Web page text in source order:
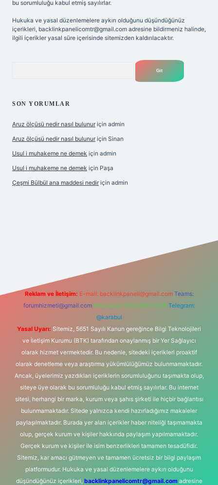
bu sorumluluğu kabul etmiş sayılırlar.
Hukuka ve yasal düzenlemelere aykırı olduğunu düşündüğünüz
içerikleri, backlinkpanelicomtr@gmail.com adresine bildirmeniz halinde,
ilgili içerikler yasal süre içerisinde sitemizden kaldırılacaktır.
SON YORUMLAR
Aruz ölçüsü nedir nasıl bulunur için admin
Aruz ölçüsü nedir nasıl bulunur için Sinan
Usul i muhakeme ne demek için admin
Usul i muhakeme ne demek için Paşa
Çeşmi Bülbül ana maddesi nedir için admin
Reklam ve İletişim: E-mail: backlinkpaneli@gmail.com Teams:
forumhizmeti@gmail.com Whatsapp: 0262 606 0 726 Telegram:
@karabul
Yasal Uyarı: Sitemiz, 5651 Sayılı Kanun gereğince Bilgi Teknolojileri
ve İletişim Kurumu (BTK) tarafından onaylanmış bir Yer Sağlayıcı
olarak hizmet vermektedir. Bu nedenle, sitedeki içerikleri proaktif
olarak denetleme veya araştırma yükümlülüğümüz bulunmamaktadır.
Ancak, üyelerimiz yazdıkları içeriklerin sorumluluğunu taşımakta olup,
siteye üye olarak bu sorumluluğu kabul etmiş sayılırlar. Bu internet
sitesi, herhangi bir marka, kurum veya şahıs şirketi ile hiçbir bağlantısı
bulunmamaktadır. Sitede yalnızca kendi hazırladığımız makaleler
paylaşılmaktadır. Burada yer alan içerikler haber niteliği taşımamakta
olup, gerçek kurum ve kişiler hakkında paylaşım yapılmamaktadır.
Gerçek kurum ve kişiler ile isim benzerlikleri tamamen tesadüfidir.
Sitemiz, kar amacı gütmeyen ve tamamen ücretsiz bir bilgi paylaşım
platformudur. Hukuka ve yasal düzenlemelere aykırı olduğunu
düşündüğünüz içerikleri, backlinkpanelicomtr@gmail.comadresine